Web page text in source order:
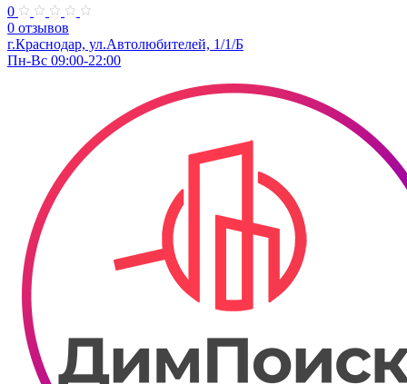
0
0 отзывов
г.Краснодар, ул.Автолюбителей, 1/1/Б
Пн-Вс 09:00-22:00